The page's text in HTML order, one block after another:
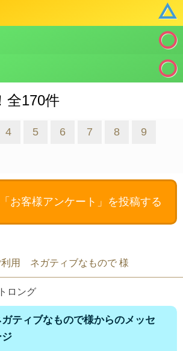
全170件
4 5 6 7 8 9
「お客様アンケート」を投稿する
利用 ネガティブなもので 様
ロング
ガティブなもので様からのメッセ
ジ